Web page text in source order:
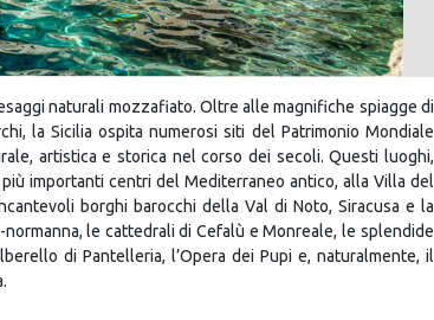
naturali mozzafiato. Oltre alle magnifiche spiagge di
la Sicilia ospita numerosi siti del Patrimonio Mondiale
artistica e storica nel corso dei secoli. Questi luoghi,